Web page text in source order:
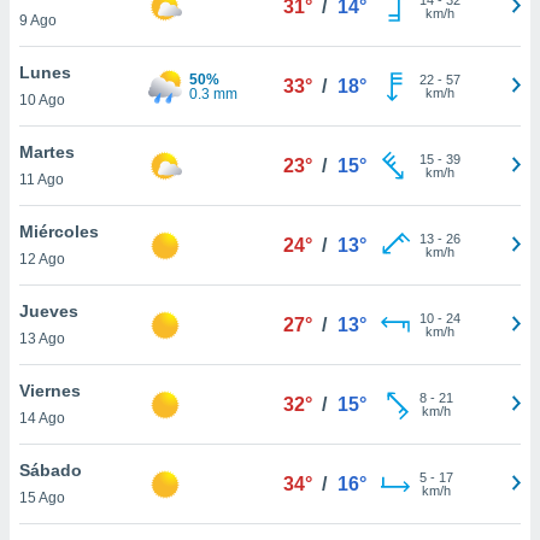
más
nuestra
y
de
disponible
cookies
aceptar
9 Ago
31° / 14°
km/h
Lunes
10 Ago
50%
0.3 mm
33° / 18° 22- 57
km/h
Martes
11 Ago
23° / 15° 15- 39
km/h
Miércoles
12 Ago
24° / 13° 13- 26
km/h
Jueves
13 Ago
27° / 13° 10- 24
km/h
Viernes
14 Ago
32° / 15° 8- 21
km/h
Sábado
15 Ago
34° / 16° 5- 17
km/h